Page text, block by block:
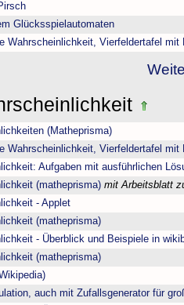
Glücksspielautomaten
Wahrscheinlichkeit, Vierfeldertafel mit
(Matheprisma)
Wahrscheinlichkeit, Vierfeldertafel mit
Aufgaben mit ausführlichen
(matheprisma) mit Arbeitsblatt
- Applet
(matheprisma)
- Überblick und Beispiele in
(matheprisma)
auch mit Zufallsgenerator für